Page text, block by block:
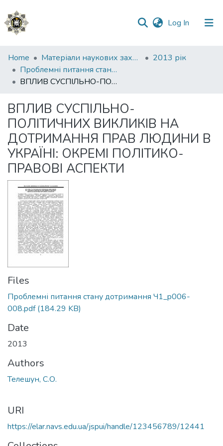
Log In (current)
Communities
&
Collections
Statistics
Home Матеріали наукових заходів
2013 рік
Проблемні питання стану дотримання захисту прав людини в Україні
ВПЛИВ СУСПІЛЬНО-ПОЛІТИЧНИХ ВИКЛИКІВ НА ДОТРИМАННЯ ПРАВ ЛЮДИНИ В УКРАЇНІ: ОКРЕМІ ПОЛІТИКО-ПРАВОВІ АСПЕКТИ
ВПЛИВ СУСПІЛЬНО-
ПОЛІТИЧНИХ ВИКЛИКІВ НА
ДОТРИМАННЯ ПРАВ ЛЮДИНИ В
УКРАЇНІ: ОКРЕМІ ПОЛІТИКО-
ПРАВОВІ АСПЕКТИ
Files
Проблемні питання стану дотримання Ч1_p006-
008.pdf(184.29 KB)
Date
2013
Authors
Телешун, С.О.
URI
https://elar.navs.edu.ua/jspui/handle/123456789/12441